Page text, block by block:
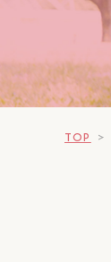
TOP >